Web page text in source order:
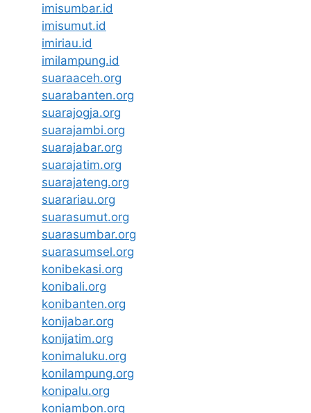
imisumbar.id
imisumut.id
imiriau.id
imilampung.id
suaraaceh.org
suarabanten.org
suarajogja.org
suarajambi.org
suarajabar.org
suarajatim.org
suarajateng.org
suarariau.org
suarasumut.org
suarasumbar.org
suarasumsel.org
konibekasi.org
konibali.org
konibanten.org
konijabar.org
konijatim.org
konimaluku.org
konilampung.org
konipalu.org
koniambon.org